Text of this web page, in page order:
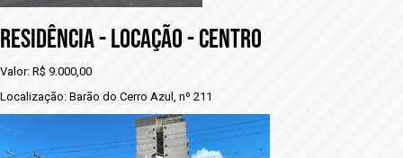
RESIDÊNCIA - LOCAÇÃO - CENTRO
Valor: R$ 9.000,00
Localização: Barão do Cerro Azul, nº 211